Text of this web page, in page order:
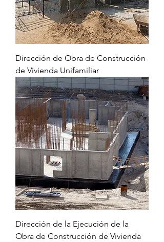
Dirección de Obra de Construcción
de Vivienda Unifamiliar
Dirección de la Ejecución de la
Obra de Construcción de Vivienda